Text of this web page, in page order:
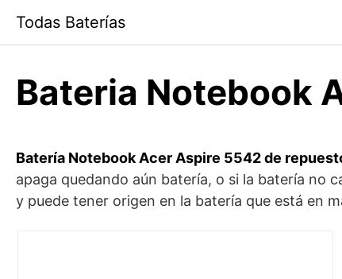
contenido
Todas Baterías
Bateria Notebook
Batería Notebook Acer Aspire 5542 de
apaga quedando aún batería, o si la batería no
y puede tener origen en la batería que está en